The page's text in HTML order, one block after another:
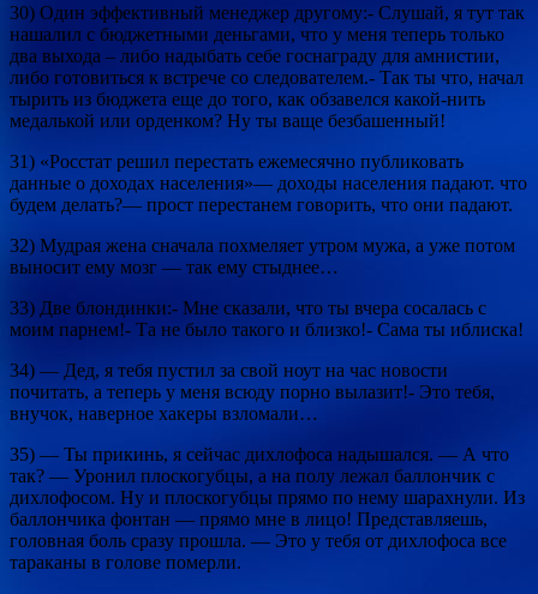
30) Один эффективный менеджер другому:- Слушай, я тут так
нашалил с бюджетными деньгами, что у меня теперь только
два выхода – либо надыбать себе госнаграду для амнистии,
либо готовиться к встрече со следователем.- Так ты что, начал
тырить из бюджета еще до того, как обзавелся какой-нить
медалькой или орденком? Ну ты ваще безбашенный!
31) «Росстат решил перестать ежемесячно публиковать
данные о доходах населения»— доходы населения падают. что
будем делать?— прост перестанем говорить, что они падают.
32) Мудрая жена сначала похмеляет утром мужа, а уже потом
выносит ему мозг — так ему стыднее…
33) Две блондинки:- Мне сказали, что ты вчера сосалась с
моим парнем!- Та не было такого и близко!- Сама ты иблиска!
34) — Дед, я тебя пустил за свой ноут на час новости
почитать, а теперь у меня всюду порно вылазит!- Это тебя,
внучок, наверное хакеры взломали…
35) — Ты прикинь, я сейчас дихлофоса надышался. — А что
так? — Уронил плоскогубцы, а на полу лежал баллончик с
дихлофосом. Ну и плоскогубцы прямо по нему шарахнули. Из
баллончика фонтан — прямо мне в лицо! Представляешь,
головная боль сразу прошла. — Это у тебя от дихлофоса все
тараканы в голове померли.